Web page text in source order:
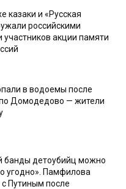
казаки и «Русская
российскими
участников акции памяти
в водоемы после
Домодедово — жители
банды детоубийц можно
угодно». Памфилова
с Путиным после